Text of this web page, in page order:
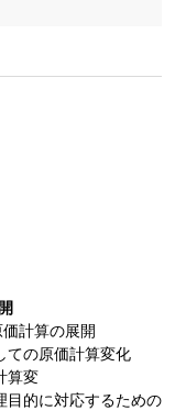
計算の展開
の原価計算変化
算変
的に対応するための